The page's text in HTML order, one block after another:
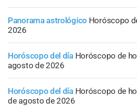
Panorama astrológico Horóscopo
2026
Horóscopo del día Horóscopo de
agosto de 2026
Horóscopo del día Horóscopo de
de agosto de 2026